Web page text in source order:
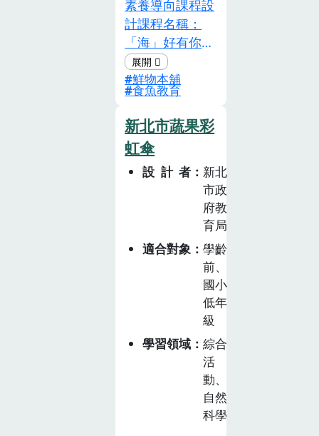
教育在學校體系
的定位及課程發
展等策略研發，
便成為落實食農
教育的關鍵議
民基本教育課程
綱要」以核心素
養作為課程發展
的主軸，並將
「議題」融入各
領域，可說是重
要的特色。議題
具有時代性、脈
絡性，隨著社會
變遷產生、受到
關注倡議而列為
國家重要政策，
學校教育應加以
重視，以促進學
生在當代社會面
對這些議題的理
解與表現，成為
素養導向課程設
計課程名稱：
「海」好有你設
計理念臺灣四周
環海，國人對於
海鮮相關飲食並
不陌生，但卻對
於其來源、生產
及加工應用等認
知較少，故設計
一套海鮮養殖業
生產與加工的食
農課程方案，讓
學生了解從水產
養殖到餐桌的整
個過程，並透過
實際操作與理論
知識的結合，提
升對永續食物生
產的認識。課程
的設計理念以多
礎，包含知識傳
鮮物本舖
食魚教育
新北市蔬果彩
虹傘
設計者
新北
市政
府教
育局
適合對象
學齡
前、
國小
低年
級
學習領域
綜合
活
動、
自然
科學